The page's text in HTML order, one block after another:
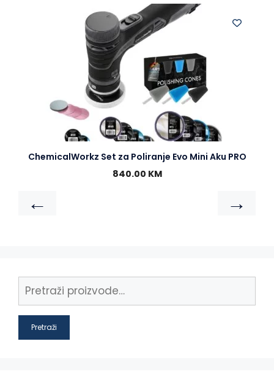
ChemicalWorkz Set za Poliranje Evo Mini Aku PRO
840.00 KM
← →
Pretraži